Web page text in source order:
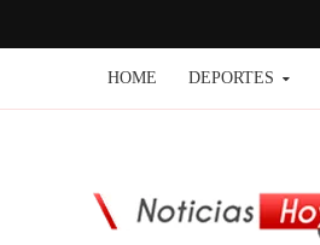
HOME DEPORTES